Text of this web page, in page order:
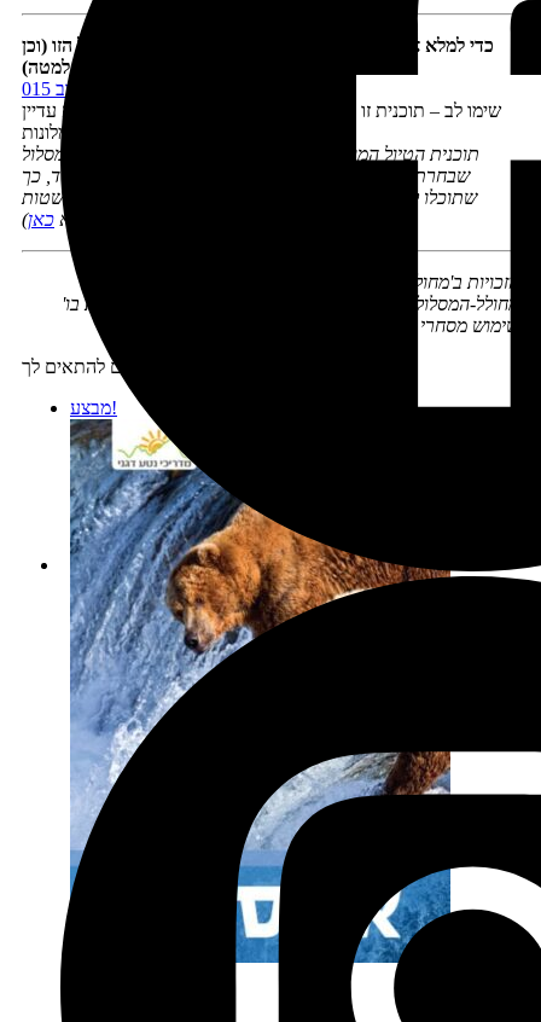
כדי למלא את המסלול בתוכן מומלץ להיעזר בתוכנית הטיול הזו (וכן
תוכנית טיול מערב 015
שימו לב – תוכנית זו מתארת טיול הכולל לינה בקרוואן אך היא עדיין
יכולה להיות שימושית גם ללנים במלונות
תוכנית הטיול המוצעת לא תהיה בהכרח זהה במאה אחוז למסלול
שבחרתם ב'מחולל-המסלולים', אך היא תהיה דומה לו מאוד, כך
שתוכלו להיעזר בה כדי להכניס תוכן לימי הטיול בקלות ובפשטות
(אפשר לראות תוכניות חינאמיות לדוגמא כאן)
הזכויות ב'מחולל-המסלולים' ובתוצריו שמורות לנטע דגני
'מחולל-המסלולים' נועד ככלי עזר אישי ובשום אופן אין לעשות בו
שימוש מסחרי או לספק שירותים על בסיסו
מבצע!